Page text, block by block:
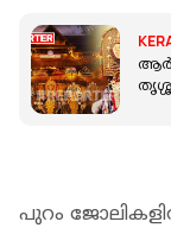
പുറം